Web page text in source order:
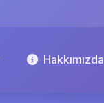
Hakkımızda